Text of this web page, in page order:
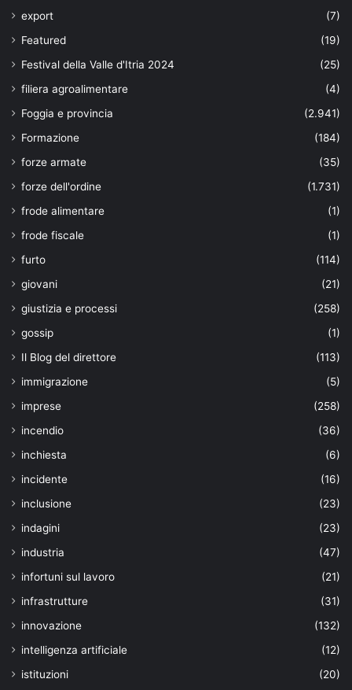
export
(7)
Featured
(19)
Festival della Valle d'Itria 2024
(25)
filiera agroalimentare
(4)
Foggia e provincia
(2.941)
Formazione
(184)
forze armate
(35)
forze dell'ordine
(1.731)
frode alimentare
(1)
frode fiscale
(1)
furto
(114)
giovani
(21)
giustizia e processi
(258)
gossip
(1)
Il Blog del direttore
(113)
immigrazione
(5)
imprese
(258)
incendio
(36)
inchiesta
(6)
incidente
(16)
inclusione
(23)
indagini
(23)
industria
(47)
infortuni sul lavoro
(21)
infrastrutture
(31)
innovazione
(132)
intelligenza artificiale
(12)
istituzioni
(20)